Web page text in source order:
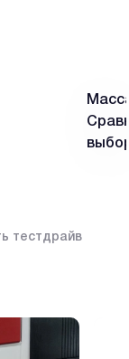
тестдрайв